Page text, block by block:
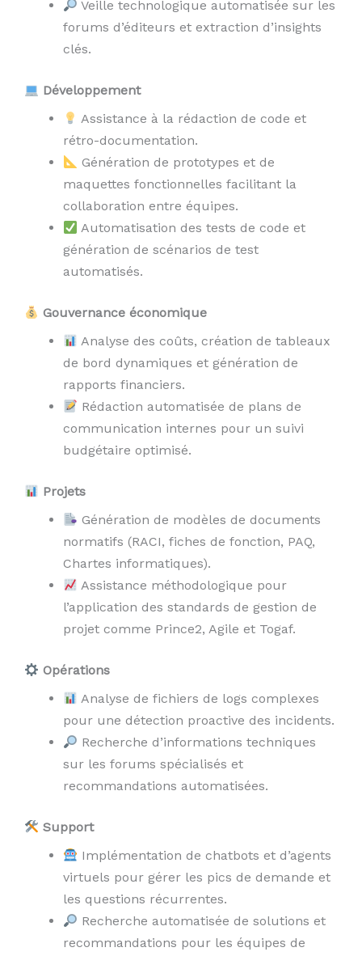
Veille technologique automatisée sur les
forums d’éditeurs et extraction d’insights
clés.
Développement
Assistance à la rédaction de code et
rétro-documentation.
Génération de prototypes et de
maquettes fonctionnelles facilitant la
collaboration entre équipes.
Automatisation des tests de code et
génération de scénarios de test
automatisés.
Gouvernance économique
Analyse des coûts, création de tableaux
de bord dynamiques et génération de
rapports financiers.
Rédaction automatisée de plans de
communication internes pour un suivi
budgétaire optimisé.
Projets
Génération de modèles de documents
normatifs (RACI, fiches de fonction, PAQ,
Chartes informatiques).
Assistance méthodologique pour
l’application des standards de gestion de
projet comme Prince2, Agile et Togaf.
Opérations
Analyse de fichiers de logs complexes
pour une détection proactive des incidents.
Recherche d’informations techniques
sur les forums spécialisés et
recommandations automatisées.
Support
Implémentation de chatbots et d’agents
virtuels pour gérer les pics de demande et
les questions récurrentes.
Recherche automatisée de solutions et
recommandations pour les équipes de